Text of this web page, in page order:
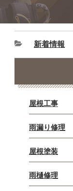
新着情報
屋根工事
雨漏り修理
屋根塗装
雨樋修理